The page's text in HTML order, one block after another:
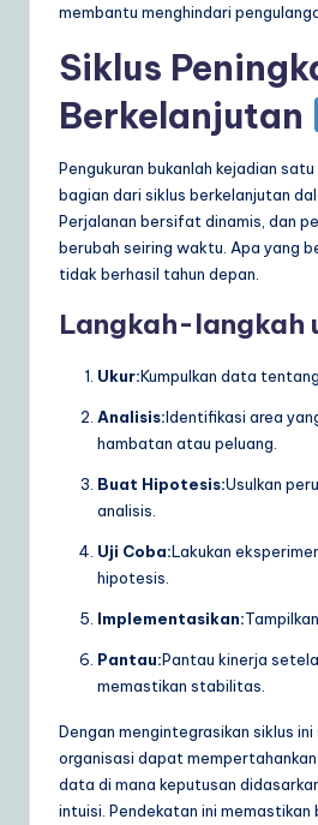
membantu menghindari
Siklus
Berkelanjutan
Pengukuran bukanlah kejadian satu
bagian dari siklus berkelanjutan
Perjalanan bersifat dinamis, dan
berubah seiring waktu. Apa yang
tidak berhasil tahun depan.
Langkah-langkah
Ukur:Kumpulkan data
Analisis:Identifikasi area
hambatan atau peluang.
Buat Hipotesis:Usulkan
analisis.
Uji Coba:Lakukan
hipotesis.
Implementasikan:
Pantau:Pantau kinerja
memastikan stabilitas.
Dengan mengintegrasikan siklus
organisasi dapat
data di mana keputusan
intuisi. Pendekatan ini memastikan